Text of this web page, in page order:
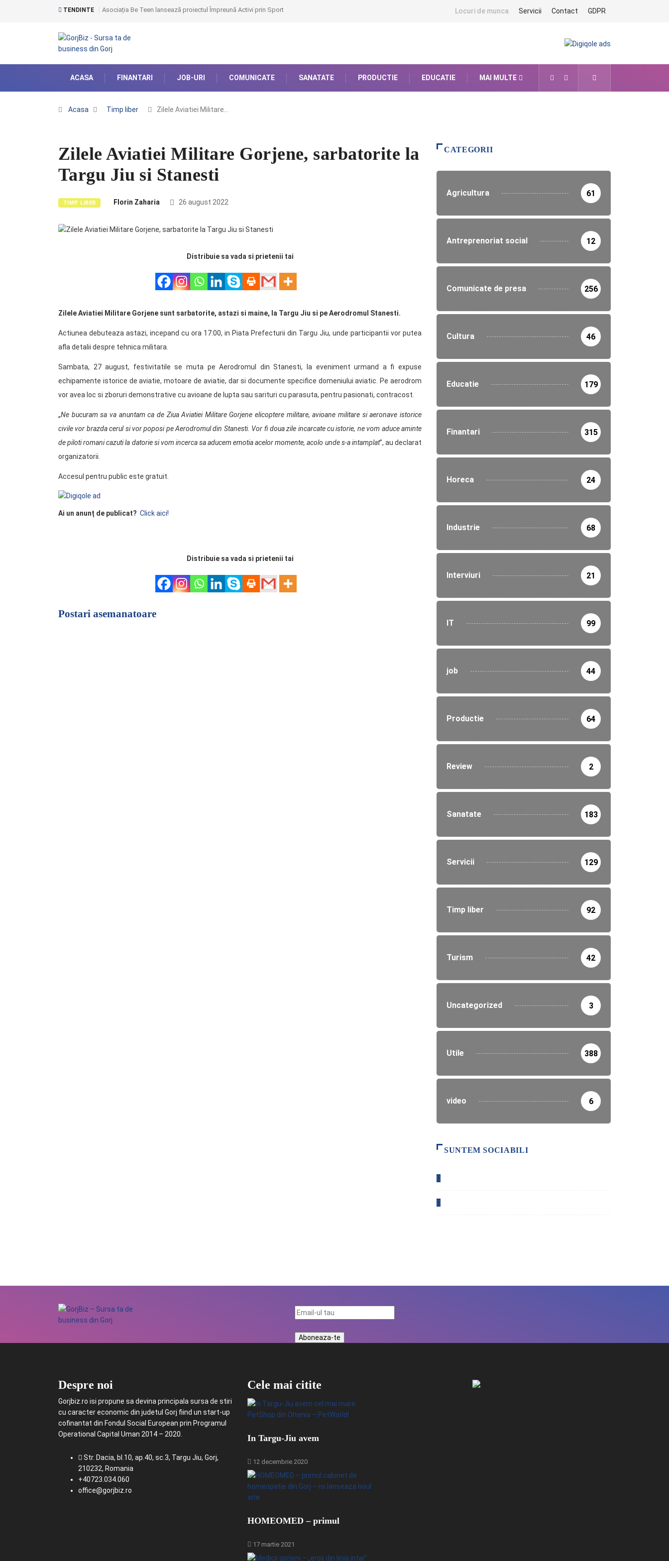
TENDINTE Asociația Be Teen lansează proiectul Împreună Activi prin Sport Locuri de munca Servicii Contact GDPR
ACASA FINANTARI JOB-URI COMUNICATE SANATATE PRODUCTIE EDUCATIE MAI MULTE
Acasa Timp liber Zilele Aviatiei Militare…
Zilele Aviatiei Militare Gorjene, sarbatorite la
Targu Jiu si Stanesti
TIMP LIBER Florin Zaharia 26 august 2022
Distribuie sa vada si prietenii tai
Zilele Aviatiei Militare Gorjene sunt sarbatorite, astazi si maine, la Targu Jiu si pe Aerodromul Stanesti.
Actiunea debuteaza astazi, incepand cu ora 17:00, in Piata Prefecturii din Targu Jiu, unde participantii vor putea
afla detalii despre tehnica militara.
Sambata, 27 august, festivitatile se muta pe Aerodromul din Stanesti, la eveniment urmand a fi expuse
echipamente istorice de aviatie, motoare de aviatie, dar si documente specifice domeniului aviatic. Pe aerodrom
vor avea loc si zboruri demonstrative cu avioane de lupta sau sarituri cu parasuta, pentru pasionati, contracost.
„Ne bucuram sa va anuntam ca de Ziua Aviatiei Militare Gorjene elicoptere militare, avioane militare si aeronave istorice
civile vor brazda cerul si vor poposi pe Aerodromul din Stanesti. Vor fi doua zile incarcate cu istorie, ne vom aduce aminte
de piloti romani cazuti la datorie si vom incerca sa aducem emotia acelor momente, acolo unde s-a intamplat”, au declarat
organizatorii.
Accesul pentru public este gratuit.
Ai un anunț de publicat? Click aici!
Distribuie sa vada si prietenii tai
Postari asemanatoare
CATEGORII
Agricultura 61
Antreprenoriat social 12
Comunicate de presa 256
Cultura 46
Educatie 179
Finantari 315
Horeca 24
Industrie 68
Interviuri 21
IT 99
job 44
Productie 64
Review 2
Sanatate 183
Servicii 129
Timp liber 92
Turism 42
Uncategorized 3
Utile 388
video 6
SUNTEM SOCIABILI
Despre noi
Gorjbiz.ro isi propune sa devina principala sursa de stiri
cu caracter economic din judetul Gorj fiind un start-up
cofinantat din Fondul Social European prin Programul
Operational Capital Uman 2014 – 2020.
Str. Dacia, bl.10, ap.40, sc.3, Targu Jiu, Gorj,
210232, Romania
+40723.034.060
office@gorjbiz.ro
Cele mai citite
In Targu-Jiu avem
12 decembrie 2020
HOMEOMED – primul
17 martie 2021